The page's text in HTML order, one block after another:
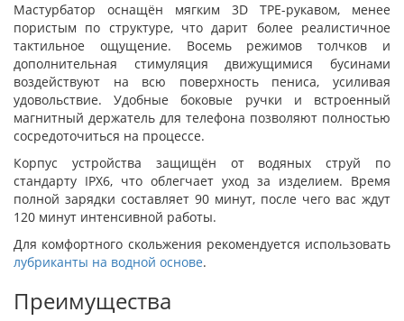
Мастурбатор оснащён мягким 3D TPE-рукавом, менее
пористым по структуре, что дарит более реалистичное
тактильное ощущение. Восемь режимов толчков и
дополнительная стимуляция движущимися бусинами
воздействуют на всю поверхность пениса, усиливая
удовольствие. Удобные боковые ручки и встроенный
магнитный держатель для телефона позволяют полностью
сосредоточиться на процессе.
Корпус устройства защищён от водяных струй по
стандарту IPX6, что облегчает уход за изделием. Время
полной зарядки составляет 90 минут, после чего вас ждут
120 минут интенсивной работы.
Для комфортного скольжения рекомендуется использовать
лубриканты на водной основе.
Преимущества